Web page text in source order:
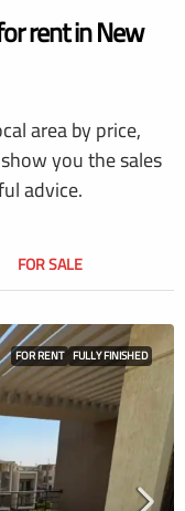
rent in New
area by price,
you the sales
advice.
FOR SALE
FOR RENT FULLY FINISHED